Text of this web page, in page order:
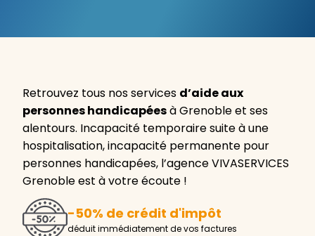
Retrouvez tous nos services d’aide aux
personnes handicapéesà Grenoble et ses
alentours. Incapacité temporaire suite à une
hospitalisation, incapacité permanente pour
personnes handicapées, l’agence VIVASERVICES
Grenoble est à votre écoute !
-50% de crédit d'impôt
déduit immédiatement de vos factures